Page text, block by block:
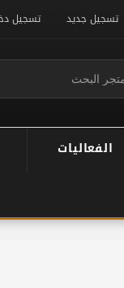
تسجيل جديد تسجيل
الفعاليات